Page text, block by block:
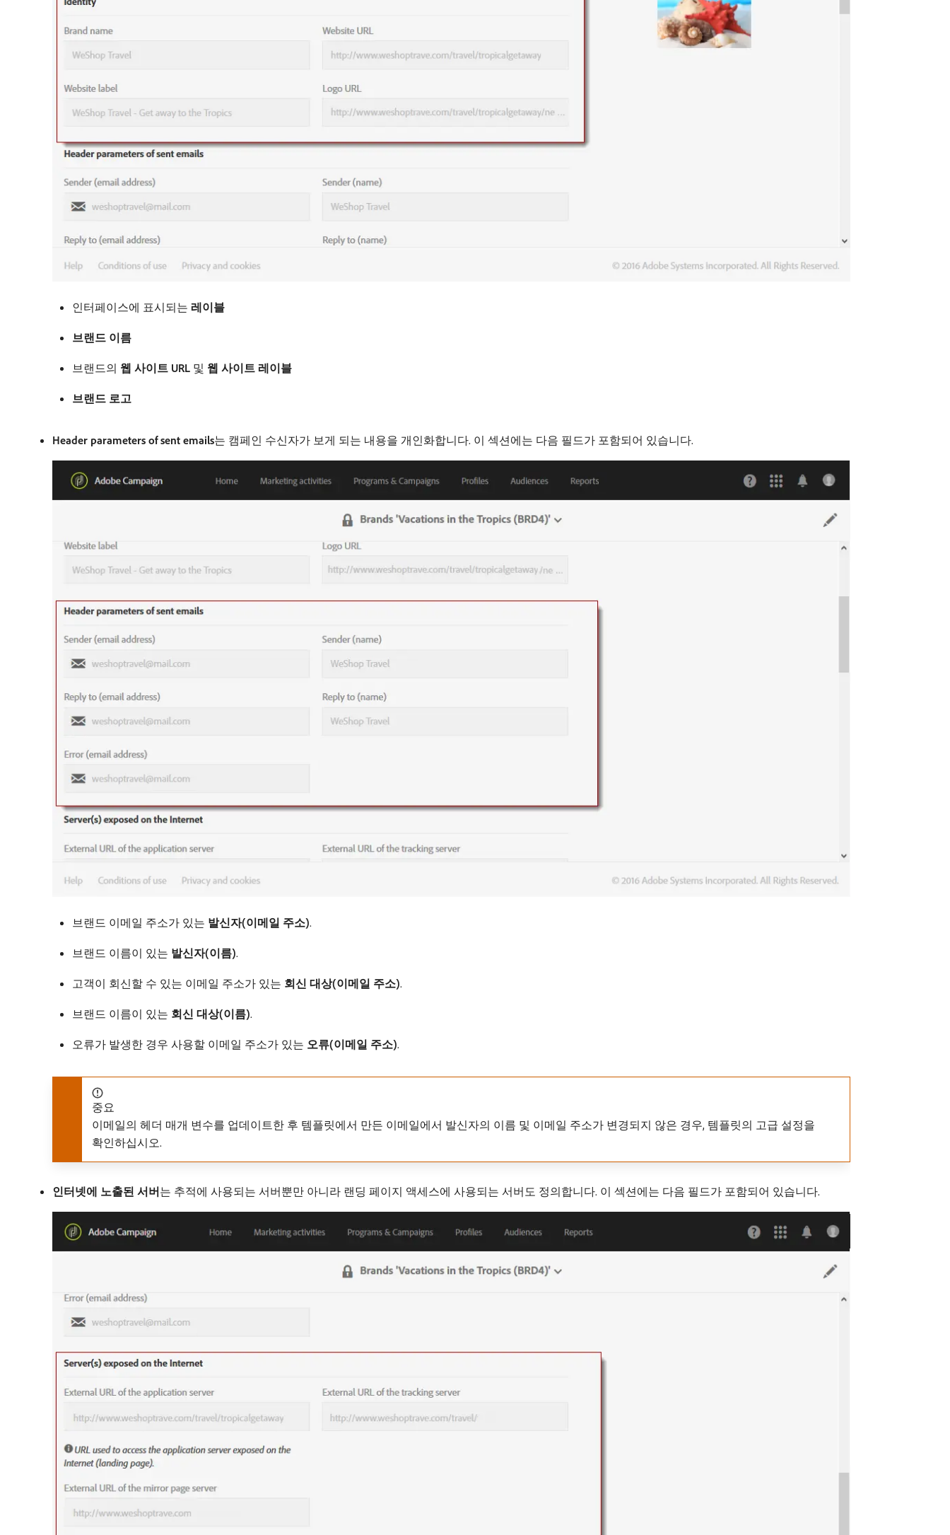
인터페이스에 표시되는 레이블
브랜드 이름
브랜드의 웹 사이트 URL 및 웹 사이트 레이블
브랜드 로고
Header parameters of sent emails​는 캠페인 수신자가 보게 되는 내용을 개인화합니다. 이 섹션에는 다음 필드가 포함되어 있습니다.
브랜드 이메일 주소가 있는 발신자(이메일 주소).
브랜드 이름이 있는 발신자(이름).
고객이 회신할 수 있는 이메일 주소가 있는 회신 대상(이메일 주소).
브랜드 이름이 있는 회신 대상(이름).
오류가 발생한 경우 사용할 이메일 주소가 있는 오류(이메일 주소).
중요
이메일의 헤더 매개 변수를 업데이트한 후 템플릿에서 만든 이메일에서 발신자의 이름 및 이메일 주소가 변경되지 않은 경우, 템플릿의 고급 설정을
확인하십시오.
인터넷에 노출된 서버​는 추적에 사용되는 서버뿐만 아니라 랜딩 페이지 액세스에 사용되는 서버도 정의합니다. 이 섹션에는 다음 필드가 포함되어 있습니다.